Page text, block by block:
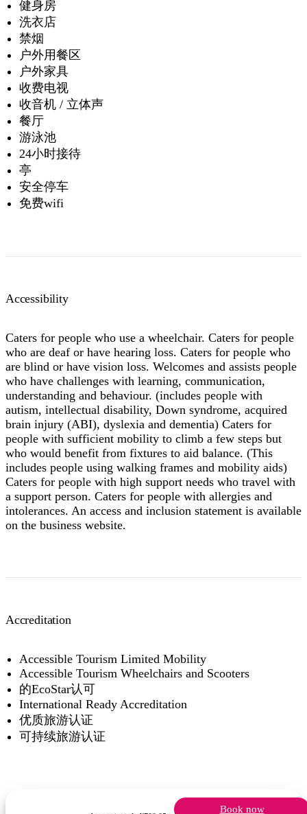
健身房
洗衣店
禁烟
户外用餐区
户外家具
收费电视
收音机 / 立体声
餐厅
游泳池
24小时接待
亭
安全停车
免费wifi
Accessibility
Caters for people who use a wheelchair. Caters for people
who are deaf or have hearing loss. Caters for people who
are blind or have vision loss. Welcomes and assists people
who have challenges with learning, communication,
understanding and behaviour. (includes people with
autism, intellectual disability, Down syndrome, acquired
brain injury (ABI), dyslexia and dementia) Caters for
people with sufficient mobility to climb a few steps but
who would benefit from fixtures to aid balance. (This
includes people using walking frames and mobility aids)
Caters for people with high support needs who travel with
a support person. Caters for people with allergies and
intolerances. An access and inclusion statement is available
on the business website.
Accreditation
Accessible Tourism Limited Mobility
Accessible Tourism Wheelchairs and Scooters
的EcoStar认可
International Ready Accreditation
优质旅游认证
可持续旅游认证
Book now